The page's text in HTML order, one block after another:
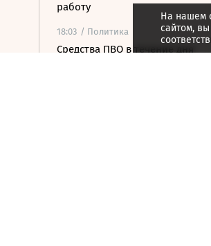
работу
18:03 / Политика
Средства ПВО в течение дня
На нашем
сайтом,